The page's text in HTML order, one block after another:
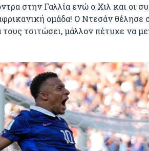
στην Γαλλία ενώ ο Χιλ και οι
ομάδα! Ο Ντεσάν θέλησε
τσιτώσει, μάλλον πέτυχε να